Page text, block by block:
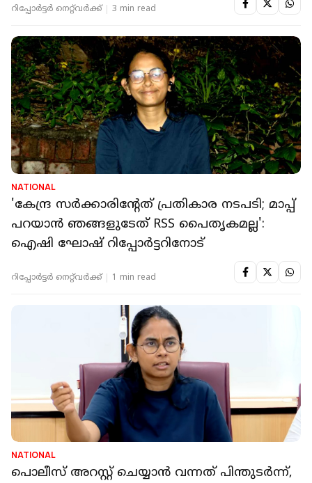
റിപ്പോർട്ടർ നെറ്റ്‌വര്‍ക്ക്‌ 3 min read
NATIONAL
'കേന്ദ്ര സർക്കാരിന്റേത് പ്രതികാര നടപടി; മാപ്പ്
പറയാൻ ഞങ്ങളുടേത് RSS പൈതൃകമല്ല':
ഐഷി ഘോഷ് റിപ്പോർട്ടറിനോട്
റിപ്പോർട്ടർ നെറ്റ്‌വര്‍ക്ക്‌ 1 min read
NATIONAL
പൊലീസ് അറസ്റ്റ് ചെയ്യാൻ വന്നത് പിന്തുടർന്ന്,